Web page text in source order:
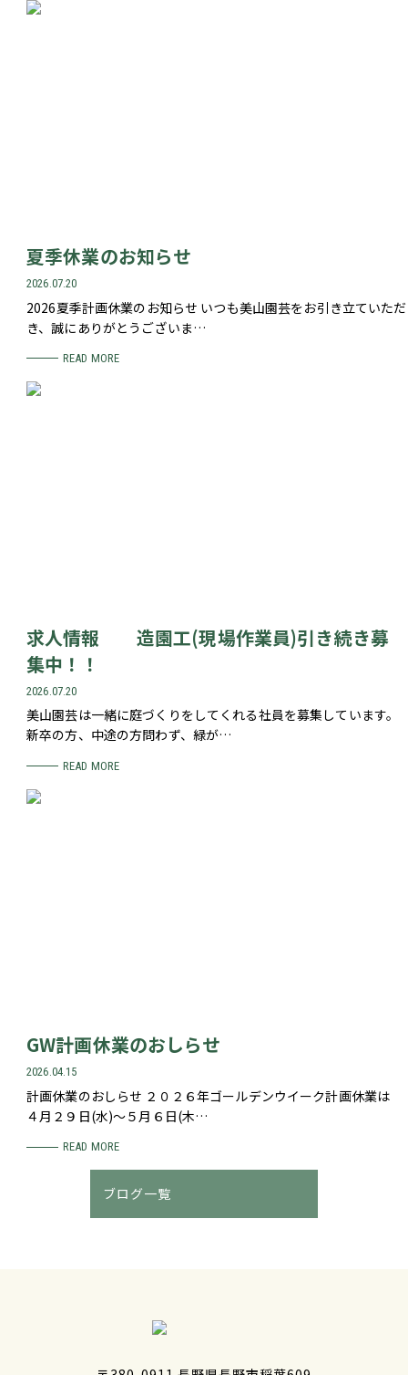
夏季休業のお知らせ
2026.07.20
2026夏季計画休業のお知らせ いつも美山園芸をお引き立ていただ
き、誠にありがとうございま…
READ MORE
求人情報 造園工(現場作業員)引き続き募
集中！！
2026.07.20
美山園芸は一緒に庭づくりをしてくれる社員を募集しています。
新卒の方、中途の方問わず、緑が…
READ MORE
GW計画休業のおしらせ
2026.04.15
計画休業のおしらせ ２０２６年ゴールデンウイーク計画休業は
４月２９日(水)～５月６日(木…
READ MORE
ブログ一覧